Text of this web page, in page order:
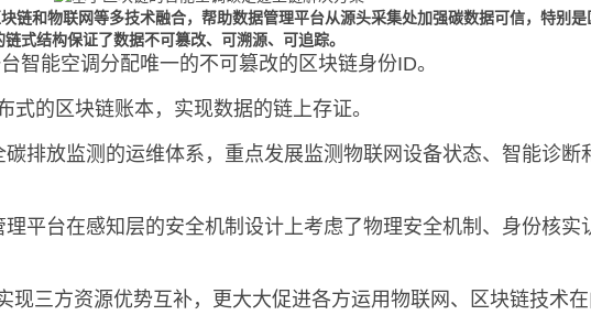
和物联网等多技术融合，帮助数据管理平台从源头采集处加强碳数据可信，特别
式结构保证了数据不可篡改、可溯源、可追踪。
智能空调分配唯一的不可篡改的区块链身份ID。
的区块链账本，实现数据的链上存证。
排放监测的运维体系，重点发展监测物联网设备状态、智能诊断
平台在感知层的安全机制设计上考虑了物理安全机制、身份核
现三方资源优势互补，更大大促进各方运用物联网、区块链技术